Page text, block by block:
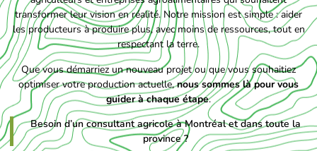
transformer leur vision en réalité. Notre mission est simple : aider
les producteurs à produire plus, avec moins de ressources, tout en
respectant la terre.
Que vous démarriez un nouveau projet ou que vous souhaitiez
optimiser votre production actuelle,nous sommes là pour vous
guider à chaque étape.
Besoin d’un consultant agricole à Montréal et dans toute la
province ?